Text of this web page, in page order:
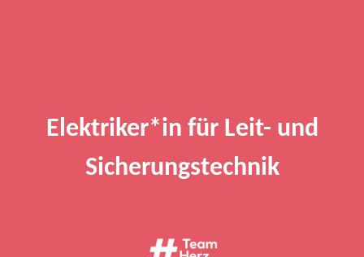
Elektriker*in für Leit- und
Sicherungstechnik